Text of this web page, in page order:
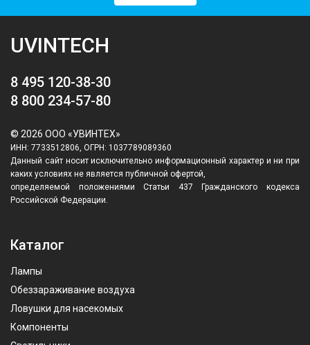
UVINTECH
8 495 120-38-30
8 800 234-57-80
© 2026 ООО «УВИНТЕХ»
ИНН: 7733512806, ОГРН: 1037789089360
Данный сайт носит исключительно информационный характер и ни при
каких условиях не является публичной офертой,
определяемой положениями Статьи 437 Гражданского кодекса
Российской Федерации.
Каталог
Лампы
Обеззараживание воздуха
Ловушки для насекомых
Компоненты